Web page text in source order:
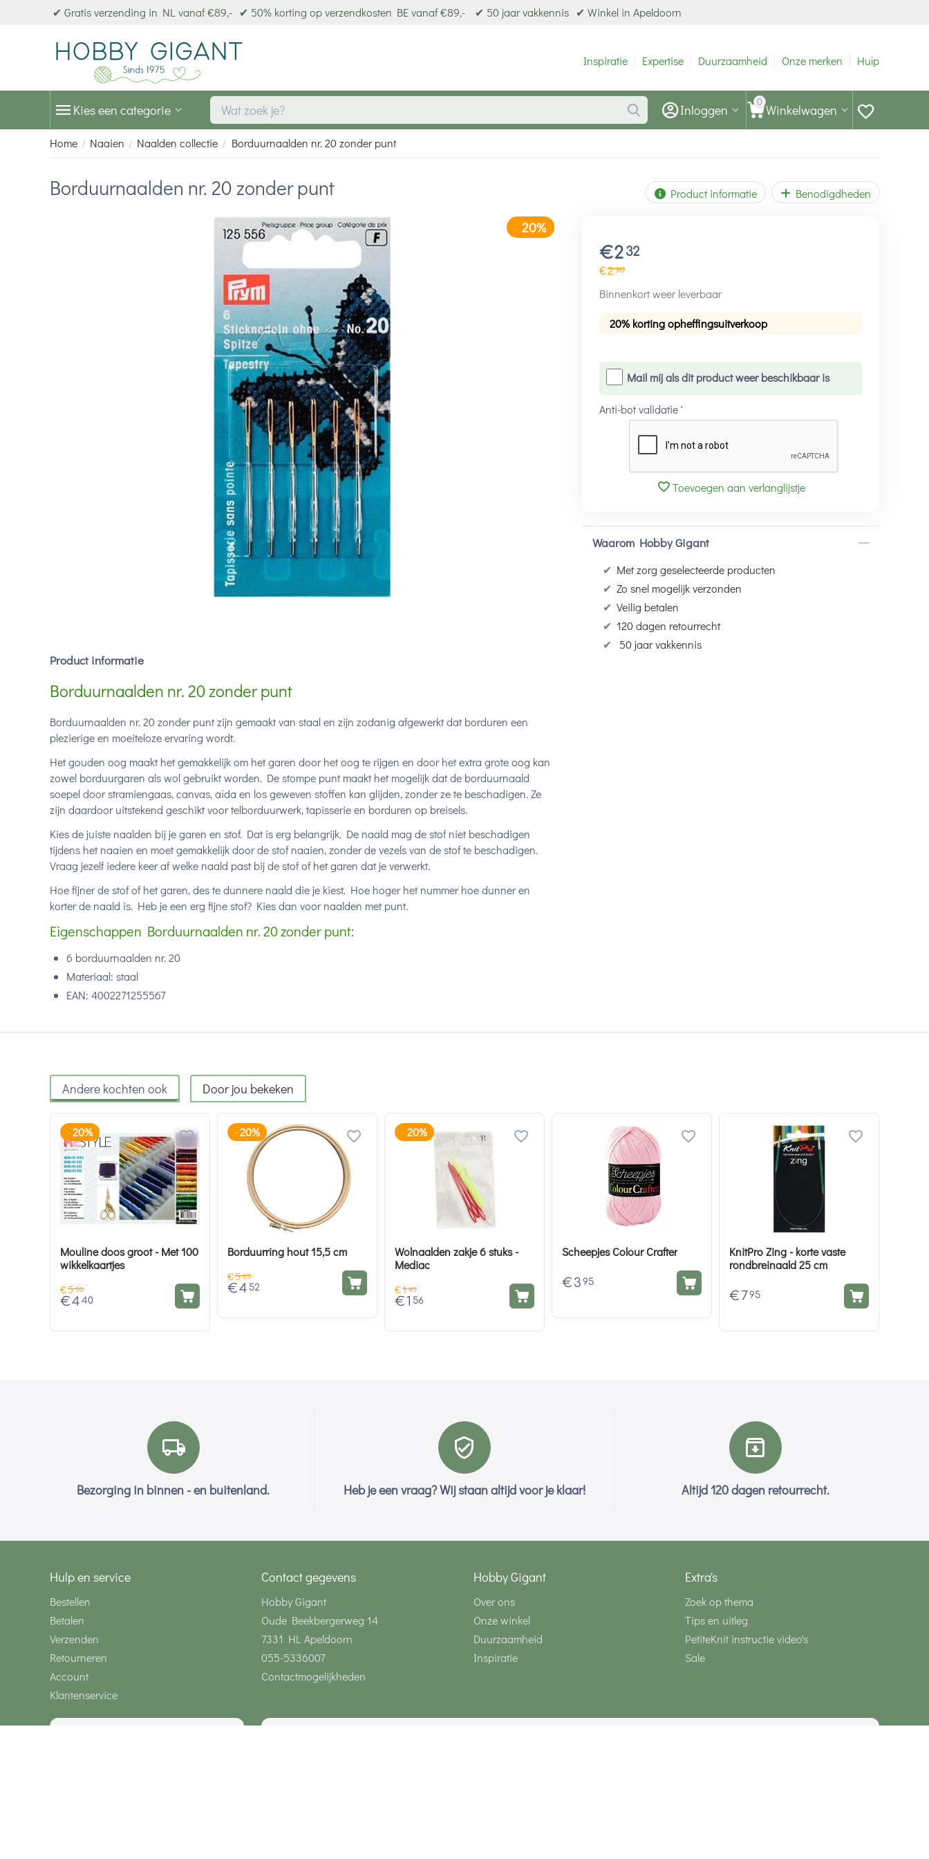
✔ Gratis verzending in NL vanaf €89,- ✔ 50% korting op verzendkosten BE vanaf €89,- ✔ 50 jaar vakkennis ✔ Winkel in Apeldoorn
Inspiratie Expertise Duurzaamheid Onze merken Hulp
Kies een categorie 0 Winkelwagen
Inloggen
Home / Naaien / Naalden collectie / Borduurnaalden nr. 20 zonder punt
Borduurnaalden nr. 20 zonder punt Product informatie Benodigdheden
€2 32
€290
Binnenkort weer leverbaar
20% korting opheffingsuitverkoop
Mail mij als dit product weer beschikbaar is
Anti-bot validatie
Toevoegen aan verlanglijstje
Waarom Hobby Gigant
✔ Met zorg geselecteerde producten
✔ Zo snel mogelijk verzonden
✔ Veilig betalen
✔ 120 dagen retourrecht
✔
50 jaar vakkennis
Product informatie
Borduurnaalden nr. 20 zonder punt
Borduurnaalden nr. 20 zonder punt zijn gemaakt van staal en zijn zodanig afgewerkt dat borduren een
plezierige en moeiteloze ervaring wordt.
Het gouden oog maakt het gemakkelijk om het garen door het oog te rijgen en door het extra grote oog kan
zowel borduurgaren als wol gebruikt worden. De stompe punt maakt het mogelijk dat de borduurnaald
soepel door stramiengaas, canvas, aïda en los geweven stoffen kan glijden, zonder ze te beschadigen. Ze
zijn daardoor uitstekend geschikt voor telborduurwerk, tapisserie en borduren op breisels.
Kies de juiste naalden bij je garen en stof. Dat is erg belangrijk. De naald mag de stof niet beschadigen
tijdens het naaien en moet gemakkelijk door de stof naaien, zonder de vezels van de stof te beschadigen.
Vraag jezelf iedere keer af welke naald past bij de stof of het garen dat je verwerkt.
Hoe fijner de stof of het garen, des te dunnere naald die je kiest. Hoe hoger het nummer hoe dunner en
korter de naald is. Heb je een erg fijne stof? Kies dan voor naalden met punt.
Eigenschappen Borduurnaalden nr. 20 zonder punt:
6 borduurnaalden nr. 20
Materiaal: staal
EAN: 4002271255567
Andere kochten ook Door jou bekeken
- 20%
Mouline doos groot - Met 100
wikkelkaartjes
€5 50
€4 40
- 20%
Borduurring hout 15,5 cm
€5 65
€4 52
- 20%
Wolnaalden zakje 6 stuks -
Mediac
€1 95
€1 56
Scheepjes Colour Crafter
€ 3 95
KnitPro Zing - korte vaste
rondbreinaald 25 cm
€ 7 95
Bezorging in binnen - en buitenland. Heb je een vraag? Wij staan altijd voor je klaar! Altijd 120 dagen retourrecht.
Hulp en service
Bestellen
Betalen
Verzenden
Retourneren
Account
Klantenservice
Contact gegevens
Hobby Gigant
Oude Beekbergerweg 14
7331 HL Apeldoorn
055-5336007
Contactmogelijkheden
Hobby Gigant
Over ons
Onze winkel
Duurzaamheid
Inspiratie
Extra's
Zoek op thema
Tips en uitleg
PetiteKnit instructie video's
Sale